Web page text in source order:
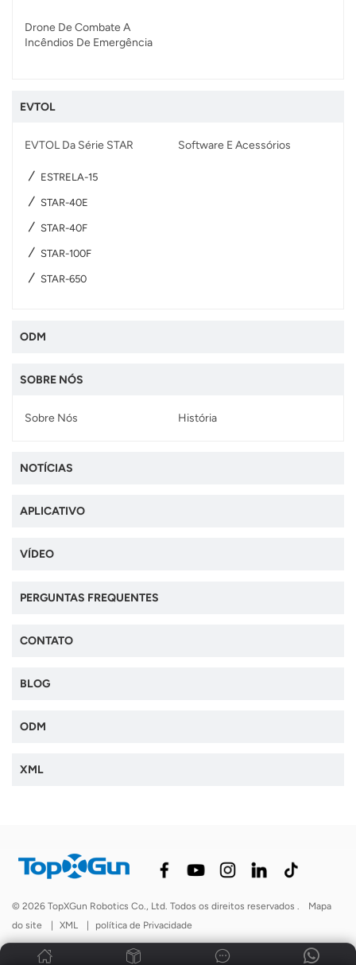
Drone De Combate A
Incêndios De Emergência
EVTOL
EVTOL Da Série STAR
ESTRELA-15
STAR-40E
STAR-40F
STAR-100F
STAR-650
Software E Acessórios
ODM
SOBRE NÓS
Sobre Nós História
NOTÍCIAS
APLICATIVO
VÍDEO
PERGUNTAS FREQUENTES
CONTATO
BLOG
ODM
XML
© 2026 TopXGun Robotics Co., Ltd. Todos os direitos reservados .
Mapa
do site
XML política de Privacidade